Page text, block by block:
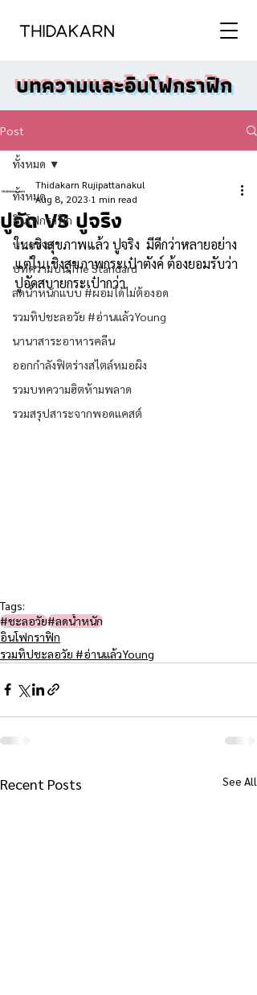
บทความและอินโฟกราฟิก
Post
ทั้งหมด
อินโฟกราฟิก
บทความ
บทความบน The Standard
ลดน้ำหนักแบบ #ผอมได้ไม่ต้องอด
รวมทิปชะลอวัย #อ่านแล้วYoung
นานาสาระอาหารคลีน
ออกกำลังฟิตร่างสไตล์หมอผิง
รวมบทความฮิตห้ามพลาด
รวมสรุปสาระจากพอดแคสต์
ทั้งหมด
ปูอัด VS ปูจริง
Thidakarn Rujipattanakul
Aug 8, 2023 1 min read
ในเชิงสุขภาพแล้ว ปูจริง  มีดีกว่าหลายอย่าง
แต่ในเชิงสุขภาพกระเป๋าตังค์ ต้องยอมรับว่า
ปูอัดสบายกระเป๋ากว่า
Tags:
#ชะลอวัย​#ลดน้ำหนัก
อินโฟกราฟิก
รวมทิปชะลอวัย #อ่านแล้วYoung
Recent Posts See All